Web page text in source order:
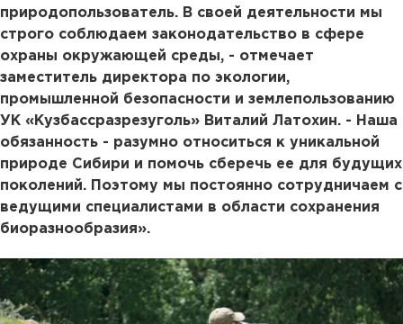
природопользователь. В своей деятельности мы
строго соблюдаем законодательство в сфере
охраны окружающей среды, - отмечает
заместитель директора по экологии,
промышленной безопасности и землепользованию
УК «Кузбассразрезуголь» Виталий Латохин. - Наша
обязанность - разумно относиться к уникальной
природе Сибири и помочь сберечь ее для будущих
поколений. Поэтому мы постоянно сотрудничаем с
ведущими специалистами в области сохранения
биоразнообразия».